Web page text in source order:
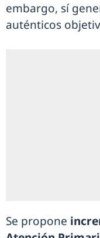
embargo, sí
auténticos
Se propone